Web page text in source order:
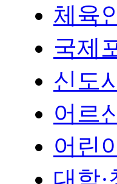
체육
국제
신도
어르
어린